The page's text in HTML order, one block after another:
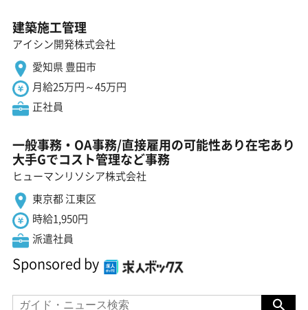
建築施工管理
アイシン開発株式会社
愛知県 豊田市
月給25万円～45万円
正社員
一般事務・OA事務/直接雇用の可能性あり在宅あり
大手Gでコスト管理など事務
ヒューマンリソシア株式会社
東京都 江東区
時給1,950円
派遣社員
Sponsored by